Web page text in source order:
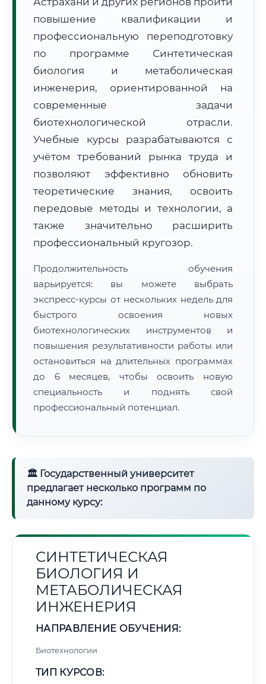
Расчет логистики оригиналов:
• Маршрут транзита:~2 607 км
повышение квалификации и
профессиональную переподготовку
по программе Синтетическая
биология и метаболическая
инженерия, ориентированной на
современные задачи
биотехнологической отрасли.
Учебные курсы разрабатываются с
учётом требований рынка труда и
позволяют эффективно обновить
теоретические знания, освоить
передовые методы и технологии, а
также значительно расширить
профессиональный кругозор.
Продолжительность обучения
варьируется: вы можете выбрать
экспресс-курсы от нескольких недель для
быстрого освоения новых
биотехнологических инструментов и
повышения результативности работы или
остановиться на длительных программах
до 6 месяцев, чтобы освоить новую
специальность и поднять свой
профессиональный потенциал.
🏛 Государственный университет
предлагает несколько программ по
данному курсу:
СИНТЕТИЧЕСКАЯ
БИОЛОГИЯ И
МЕТАБОЛИЧЕСКАЯ
ИНЖЕНЕРИЯ
НАПРАВЛЕНИЕ ОБУЧЕНИЯ:
Биотехнологии
ТИП КУРСОВ: